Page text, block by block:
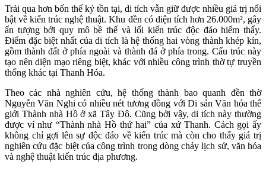
Trải qua hơn bốn thế kỷ tồn tại, di tích vẫn giữ được nhiều giá trị nổi
bật về kiến trúc nghệ thuật. Khu đền có diện tích hơn 26.000m², gây
ấn tượng bởi quy mô bề thế và lối kiến trúc độc đáo hiếm thấy.
Điểm đặc biệt nhất của di tích là hệ thống hai vòng thành khép kín,
gồm thành đất ở phía ngoài và thành đá ở phía trong. Cấu trúc này
tạo nên diện mạo riêng biệt, khác với nhiều công trình thờ tự truyền
thống khác tại Thanh Hóa.
Theo các nhà nghiên cứu, hệ thống thành bao quanh đền thờ
Nguyễn Văn Nghi có nhiều nét tương đồng với Di sản Văn hóa thế
giới Thành nhà Hồ ở xã Tây Đô. Cũng bởi vậy, di tích này thường
được ví như “Thành nhà Hồ thứ hai” của xứ Thanh. Cách gọi ấy
không chỉ gợi lên sự độc đáo về kiến trúc mà còn cho thấy giá trị
nghiên cứu đặc biệt của công trình trong dòng chảy lịch sử, văn hóa
và nghệ thuật kiến trúc địa phương.